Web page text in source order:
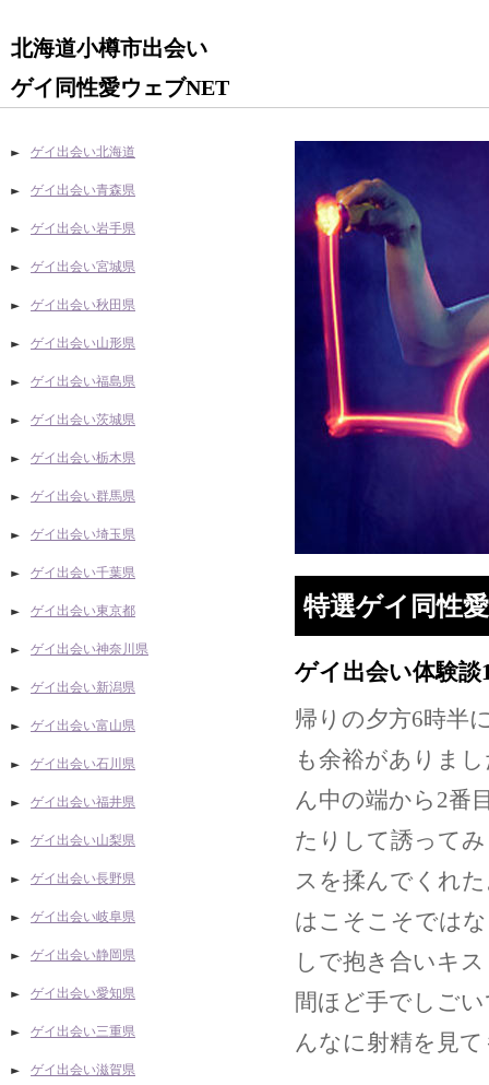
北海道小樽市出会い
ゲイ同性愛ウェブNET
特選ゲイ同性
ゲイ出会い体験談
帰りの夕方6時半
も余裕がありま
ん中の端から2番
たりして誘って
スを揉んでくれ
はこそこそでは
しで抱き合いキ
間ほど手でしご
んなに射精を見
ゲイ出会い北海道
ゲイ出会い青森県
ゲイ出会い岩手県
ゲイ出会い宮城県
ゲイ出会い秋田県
ゲイ出会い山形県
ゲイ出会い福島県
ゲイ出会い茨城県
ゲイ出会い栃木県
ゲイ出会い群馬県
ゲイ出会い埼玉県
ゲイ出会い千葉県
ゲイ出会い東京都
ゲイ出会い神奈川県
ゲイ出会い新潟県
ゲイ出会い富山県
ゲイ出会い石川県
ゲイ出会い福井県
ゲイ出会い山梨県
ゲイ出会い長野県
ゲイ出会い岐阜県
ゲイ出会い静岡県
ゲイ出会い愛知県
ゲイ出会い三重県
ゲイ出会い滋賀県